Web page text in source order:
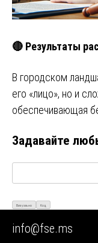
🔴 Результаты
В городском
его «лицо», но и
обеспечивающая
Задавайте
Визуально Код
info@fse.ms